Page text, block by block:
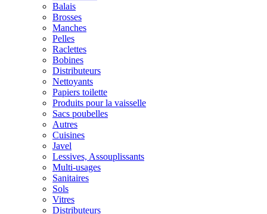
Balais
Brosses
Manches
Pelles
Raclettes
Bobines
Distributeurs
Nettoyants
Papiers toilette
Produits pour la vaisselle
Sacs poubelles
Autres
Cuisines
Javel
Lessives, Assouplissants
Multi-usages
Sanitaires
Sols
Vitres
Distributeurs